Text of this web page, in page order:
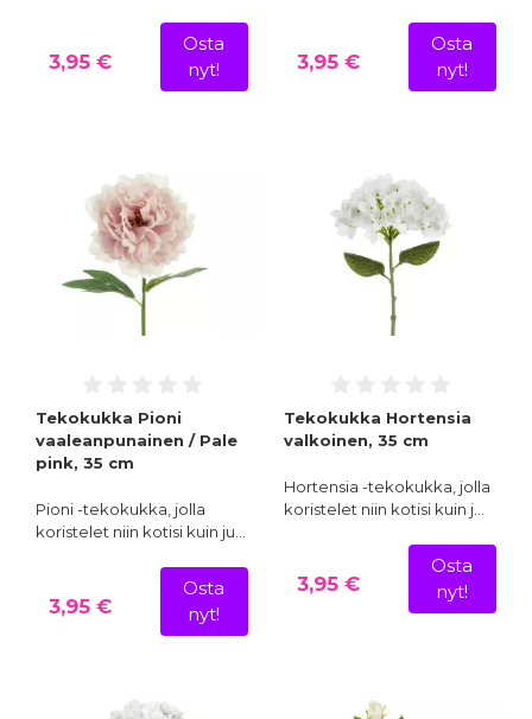
3,95 €
Osta
nyt!
3,95 €
Osta
nyt!
Tekokukka Pioni
vaaleanpunainen / Pale
pink, 35 cm
Pioni -tekokukka, jolla
koristelet niin kotisi kuin ju…
3,95 €
Osta
nyt!
Tekokukka Hortensia
valkoinen, 35 cm
Hortensia -tekokukka, jolla
koristelet niin kotisi kuin j…
3,95 €
Osta
nyt!